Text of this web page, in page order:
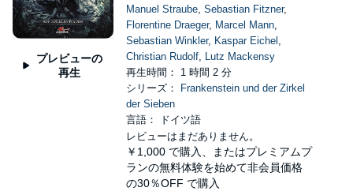
プレビューの
再生
Manuel Straube, Sebastian Fitzner,
Florentine Draeger, Marcel Mann,
Sebastian Winkler, Kaspar Eichel ,
Christian Rudolf, Lutz Mackensy
再生時間： 1 時間 2 分
シリーズ：
Frankenstein und der Zirkel
der Sieben
言語： ドイツ語
レビューはまだありません。
￥1,000 で購入、またはプレミアムプ
ランの無料体験を始めて非会員価格
の30％OFF で購入